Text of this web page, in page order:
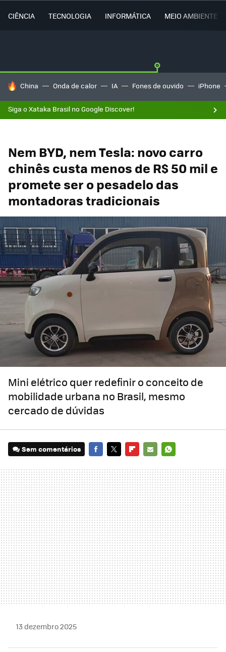
CIÊNCIA TECNOLOGIA INFORMÁTICA MEIO AMBIENTE
TENDÊNCIAS DO DIA
China Onda de calor IA Fones de ouvido iPhone
Siga o Xataka Brasil no Google Discover!
Nem BYD, nem Tesla: novo carro
chinês custa menos de R$ 50 mil e
promete ser o pesadelo das
montadoras tradicionais
Mini elétrico quer redefinir o conceito de
mobilidade urbana no Brasil, mesmo
cercado de dúvidas
Sem comentários
MAIL
13 dezembro 2025